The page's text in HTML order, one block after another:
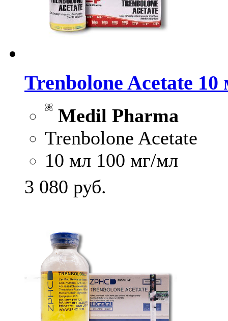
Trenbolone Acetate
Medil Pharma
Trenbolone Acetate
10 мл 100 мг/мл
3 080 руб.